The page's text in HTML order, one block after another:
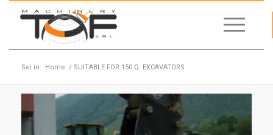
Sei in: Home / SUITABLE FOR 150 Q. EXCAVATORS